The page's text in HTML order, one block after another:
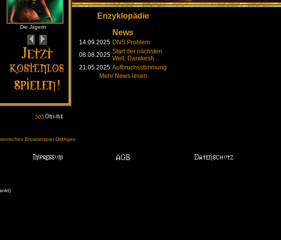
Die Jägerin
Enzyklopädie
News
14.09.2025 DNS Problem
08.08.2025 Start der nächsten
Welt: Darakesh
21.05.2025 Aufbruchsstimmung
Mehr News lesen
Browserspiel OldAges